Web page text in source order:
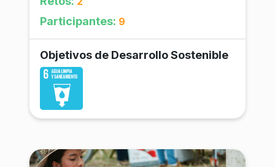
a nuestros hogares.
Participantes: 9
Objetivos de Desarrollo Sostenible